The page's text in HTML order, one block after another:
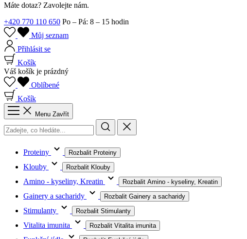
Máte dotaz? Zavolejte nám.
+420 770 110 650 Po – Pá: 8 – 15 hodin
Můj seznam
Přihlásit se
Košík
Váš košík je prázdný
Oblíbené
Košík
Menu Zavřít
Proteiny Rozbalit Proteiny
Klouby Rozbalit Klouby
Amino - kyseliny, Kreatin Rozbalit Amino - kyseliny, Kreatin
Gainery a sacharidy Rozbalit Gainery a sacharidy
Stimulanty Rozbalit Stimulanty
Vitalita imunita Rozbalit Vitalita imunita